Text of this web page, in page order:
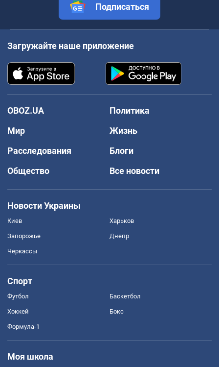
Подписаться
Загружайте наше приложение
OBOZ.UA
Политика
Мир
Жизнь
Расследования
Блоги
Общество
Все новости
Новости Украины
Киев Харьков
Запорожье Днепр
Черкассы
Спорт
Футбол Баскетбол
Хоккей Бокс
Формула-1
Моя школа